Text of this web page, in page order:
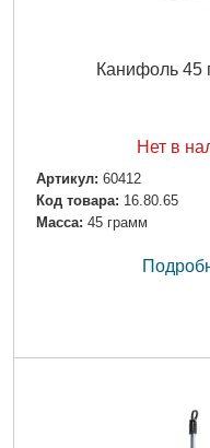
Канифоль 45
Нет в
Артикул: 60412
Код товара: 16.80.65
Масса: 45 грамм